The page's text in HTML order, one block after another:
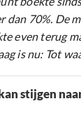
dan 70%. De
even terug
is nu: Tot
stijgen